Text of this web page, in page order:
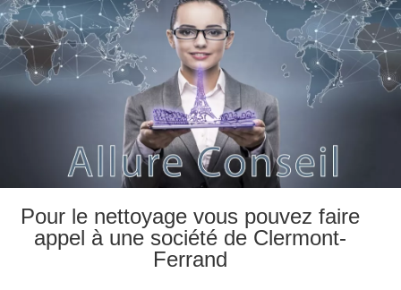
Pour le nettoyage vous pouvez faire
appel à une société de Clermont-
Ferrand